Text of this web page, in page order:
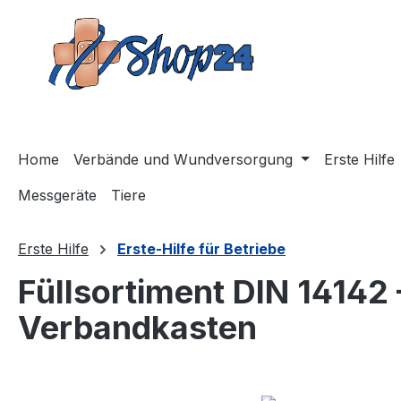
Hauptinhalt springen
Zur Suche springen
Zur Hauptnavigation springen
Home Verbände und Wundversorgung
Erste Hilfe
Messgeräte
Tiere
Erste Hilfe Erste-Hilfe für Betriebe
Füllsortiment DIN
Verbandkasten